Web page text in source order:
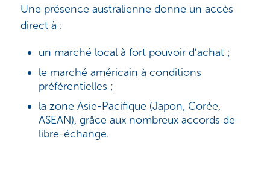
Une présence australienne donne un accès
direct à :
un marché local à fort pouvoir d’achat ;
le marché américain à conditions
préférentielles ;
la zone Asie-Pacifique (Japon, Corée,
ASEAN), grâce aux nombreux accords de
libre-échange.